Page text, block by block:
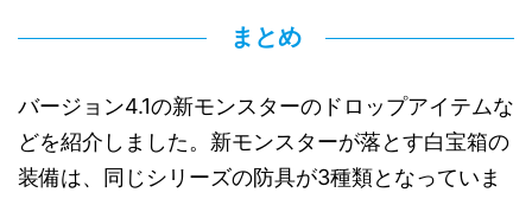
まとめ
バージョン4.1の新モンスターのドロップアイテムな
どを紹介しました。新モンスターが落とす白宝箱の
装備は、同じシリーズの防具が3種類となっていま